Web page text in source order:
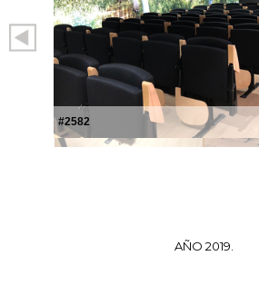
#2582
AÑO 2019.